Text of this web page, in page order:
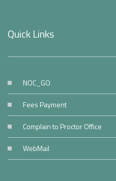
Quick Links
NOC_GO
Fees Payment
Complain to Proctor Office
WebMail